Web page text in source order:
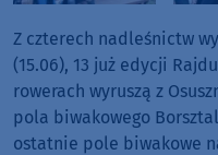
Z czterech nadleśnictw
(15.06), 13 już edycji
rowerach wyruszą z
pola biwakowego
ostatnie pole biwakowe